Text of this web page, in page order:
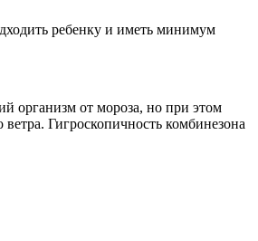
ребенку и иметь минимум
организм от мороза, но при этом
Гигроскопичность комбинезона